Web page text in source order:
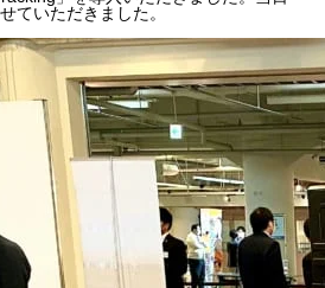
ていただきました。